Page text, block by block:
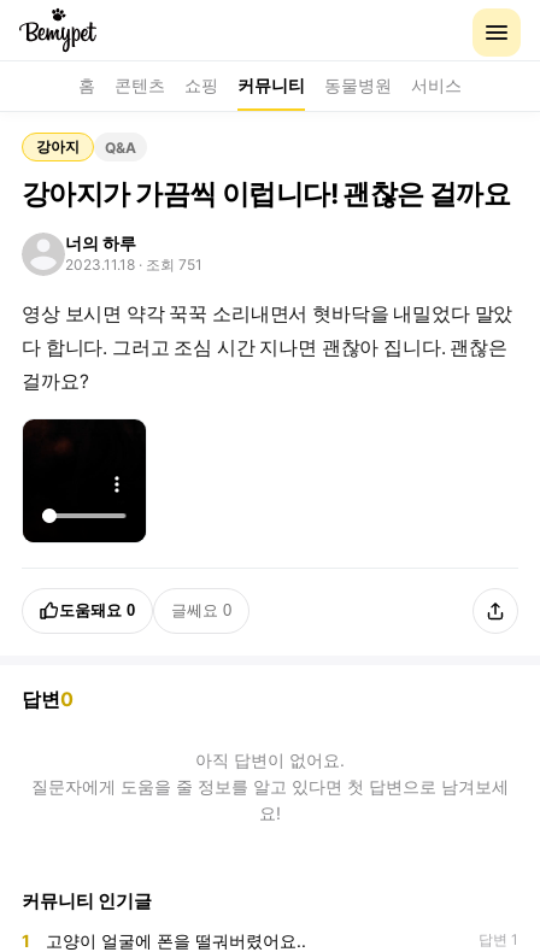
홈 콘텐츠 쇼핑 커뮤니티 동물병원 서비스
강아지 Q&A
강아지가 가끔씩 이럽니다! 괜찮은 걸까요
너의 하루
2023.11.18 · 조회 751
영상 보시면 약각 꾹꾹 소리내면서 혓바닥을 내밀었다 말았
다 합니다. 그러고 조심 시간 지나면 괜찮아 집니다. 괜찮은
걸까요?
도움돼요 0 글쎄요 0
답변0
아직 답변이 없어요.
질문자에게 도움을 줄 정보를 알고 있다면 첫 답변으로 남겨보세
요!
커뮤니티 인기글
1 고양이 얼굴에 폰을 떨궈버렸어요.. 답변 1